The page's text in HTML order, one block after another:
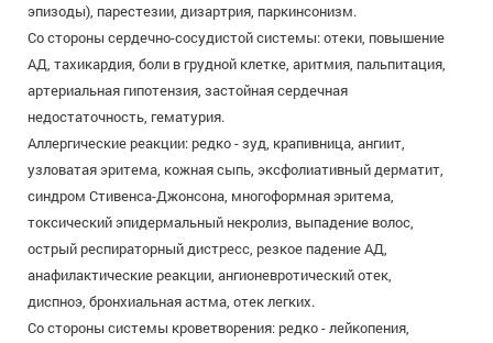
эпизоды), парестезии, дизартрия, паркинсонизм.
Со стороны сердечно-сосудистой системы: отеки, повышение
АД, тахикардия, боли в грудной клетке, аритмия, пальпитация,
артериальная гипотензия, застойная сердечная
недостаточность, гематурия.
Аллергические реакции: редко - зуд, крапивница, ангиит,
узловатая эритема, кожная сыпь, эксфолиативный дерматит,
синдром Стивенса-Джонсона, многоформная эритема,
токсический эпидермальный некролиз, выпадение волос,
острый респираторный дистресс, резкое падение АД,
анафилактические реакции, ангионевротический отек,
диспноэ, бронхиальная астма, отек легких.
Со стороны системы кроветворения: редко - лейкопения,